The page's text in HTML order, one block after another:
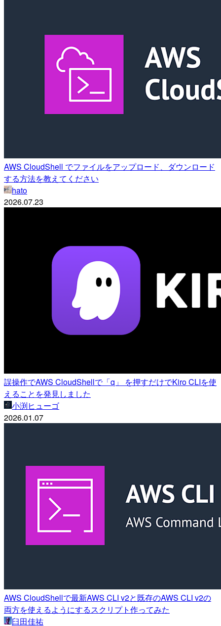
AWS CloudShell でファイルをアップロード、ダウンロード
する方法を教えてください
hato
2026.07.23
誤操作でAWS CloudShellで「q」 を押すだけでKiro CLIを使
えることを発見しました
小渕ヒューゴ
2026.01.07
AWS CloudShellで最新AWS CLI v2と既存のAWS CLI v2の
両方を使えるようにするスクリプト作ってみた
臼田佳祐